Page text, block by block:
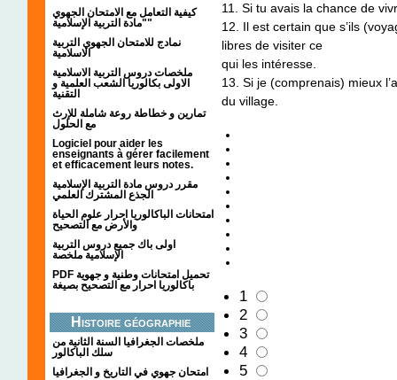
كيفية التعامل مع الامتحان الجهوي
"مادة التربية الإسلامية"
نمادج للامتحان الجهوي التربية
الاسلامية
ملخصات دروس التربية الاسلامية
الاولى بكالوريا الشعب العلمية و
التقنية
تمارين و خطاطة روعة شاملة للإرث
مع الحلول
Logiciel pour aider les
enseignants à gérer facilement
et efficacement leurs notes.
مقرر دروس مادة التربية الإسلامية
الجذع المشترك العلمي
امتحانات الباكالوريا احرار علوم الحياة
والأرض مع التصحيح
اولى باك جميع دروس التربية
الإسلامية ملخصة
PDF تحميل امتحانات وطنية و جهوية
باكالوريا احرار مع التصحيح بصيغة
Histoire géographie
ملخصات الجغرافيا السنة الثانية من
سلك الباكالور
امتحان جهوي في التاريخ و الجغرافيا
11. Si tu avais la chance de
12. Il est certain que s’ils
libres de visiter ce
qui les intéresse.
13. Si je (comprenais) mieux
du village.
1
2
3
4
5